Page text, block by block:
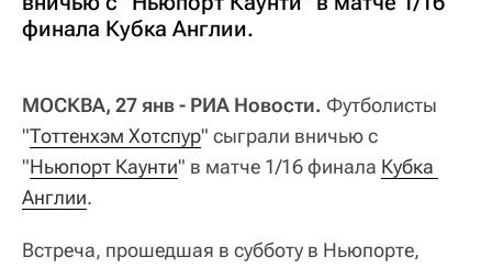
финала Кубка Англии.
МОСКВА, 27 янв - РИА Новости. Футболисты
"Тоттенхэм Хотспур" сыграли вничью с
"Ньюпорт Каунти" в матче 1/16 финала Кубка
Англии.
Встреча, прошедшая в субботу в Ньюпорте,